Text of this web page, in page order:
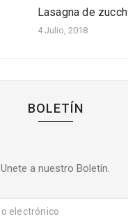
Lasagna de
4 Julio, 2018
Receta fácil de
de fríjoles con
BOLETÍN
Unete a nuestro Boletín.